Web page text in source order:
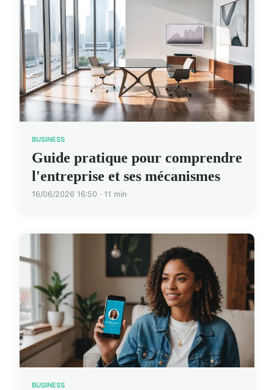
BUSINESS
Guide pratique pour comprendre
l'entreprise et ses mécanismes
16/06/2026 16:50 · 11 min
BUSINESS